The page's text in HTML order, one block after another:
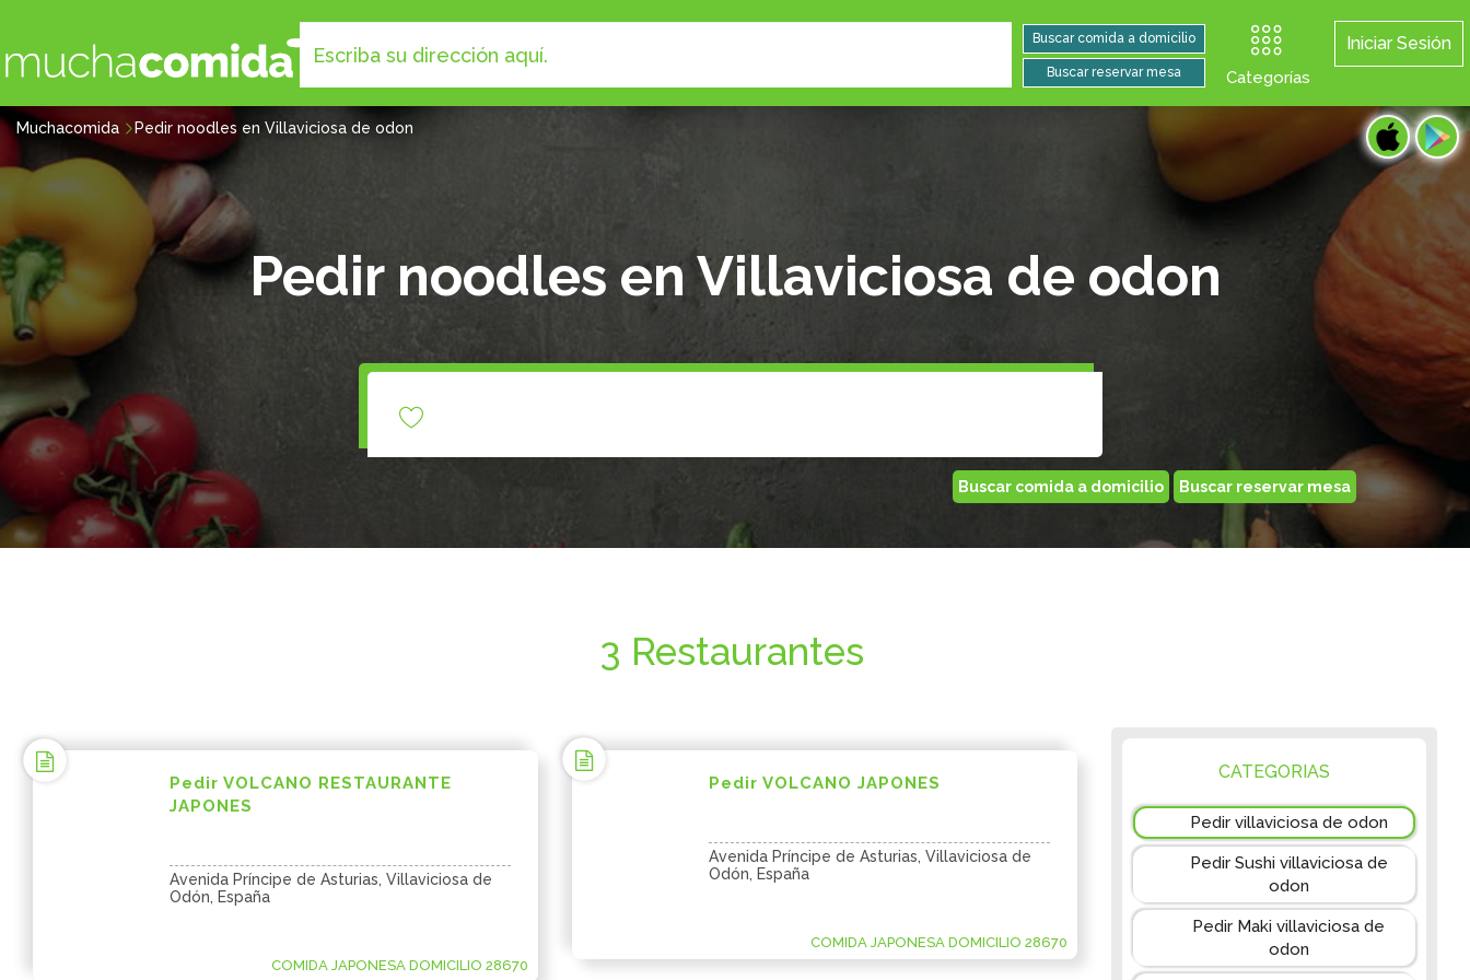
Iniciar Sesión
Categorías
Muchacomida Pedir noodles en Villaviciosa de odon
Pedir noodles en Villaviciosa de odon
3 Restaurantes
Pedir VOLCANO RESTAURANTE
JAPONES
Avenida Príncipe de Asturias, Villaviciosa de
Odón, España
COMIDA JAPONESA DOMICILIO 28670
Pedir VOLCANO JAPONES
Avenida Príncipe de Asturias, Villaviciosa de
Odón, España
COMIDA JAPONESA DOMICILIO 28670
CATEGORIAS
Pedir villaviciosa de odon
Pedir Sushi villaviciosa de
odon
Pedir Maki villaviciosa de
odon